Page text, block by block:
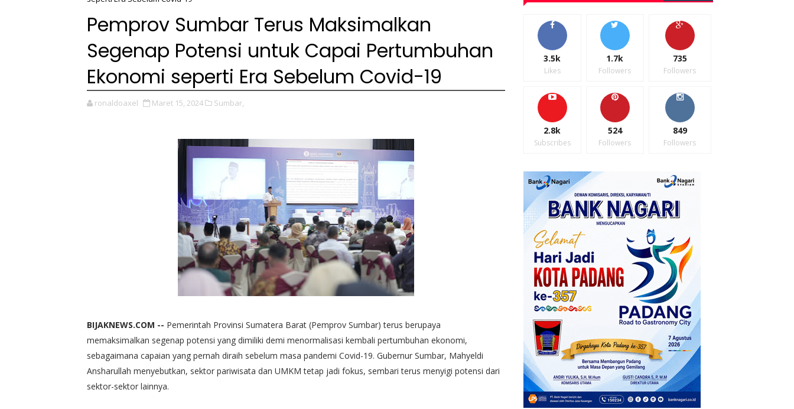
Pemprov Sumbar Terus Maksimalkan
Segenap Potensi untuk Capai Pertumbuhan
Ekonomi seperti Era Sebelum Covid-19
ronaldoaxel Maret 15, 2024 Sumbar,
BIJAKNEWS.COM -- Pemerintah Provinsi Sumatera Barat (Pemprov Sumbar) terus berupaya
memaksimalkan segenap potensi yang dimiliki demi menormalisasi kembali pertumbuhan ekonomi,
sebagaimana capaian yang pernah diraih sebelum masa pandemi Covid-19. Gubernur Sumbar, Mahyeldi
Ansharullah menyebutkan, sektor pariwisata dan UMKM tetap jadi fokus, sembari terus menyigi potensi dari
sektor-sektor lainnya.
3.5k
Likes
1.7k
Followers
735
Followers
2.8k
Subscribes
524
Followers
849
Followers